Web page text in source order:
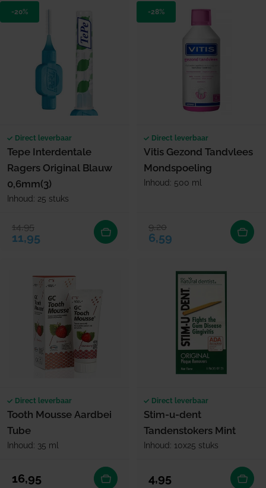
-20%
Direct leverbaar
Tepe Interdentale
Ragers Original Blauw
0,6mm(3)
Inhoud: 25 stuks
Verkoopprijs
11,95
Normale prijs
14,95
-28%
Direct leverbaar
Vitis Gezond Tandvlees
Mondspoeling
Inhoud: 500 ml
Verkoopprijs
6,59
Normale prijs
9,20
Direct leverbaar
Tooth Mousse Aardbei
Tube
Inhoud: 35 ml
Normale prijs
16,95
Direct leverbaar
Stim-u-dent
Tandenstokers Mint
Inhoud: 10x25 stuks
Normale prijs
4,95